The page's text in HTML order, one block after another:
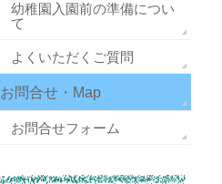
幼稚園入園前の準備につい
て
よくいただくご質問
お問合せ・Map
お問合せフォーム